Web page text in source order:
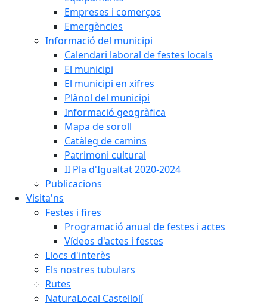
Empreses i comerços
Emergències
Informació del municipi
Calendari laboral de festes locals
El municipi
El municipi en xifres
Plànol del municipi
Informació geogràfica
Mapa de soroll
Catàleg de camins
Patrimoni cultural
II Pla d'Igualtat 2020-2024
Publicacions
Visita'ns
Festes i fires
Programació anual de festes i actes
Vídeos d'actes i festes
Llocs d'interès
Els nostres tubulars
Rutes
NaturaLocal Castellolí